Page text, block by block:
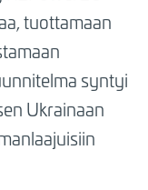
tuottamaan
syntyi
Ukrainaan